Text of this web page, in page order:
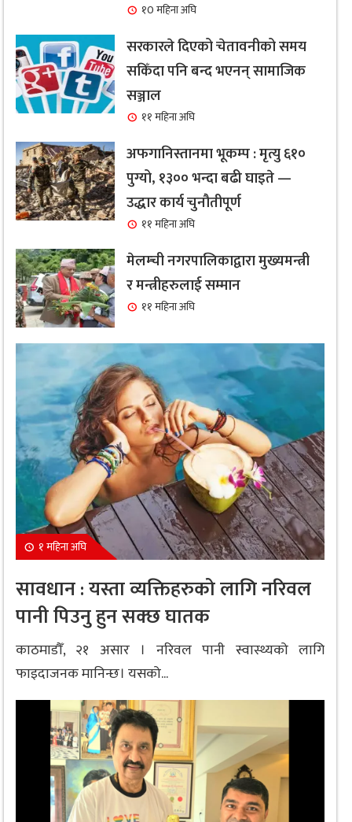
१0 महिना अघि
सरकारले दिएको चेतावनीको समय
सकिँदा पनि बन्द भएनन् सामाजिक
सञ्जाल
११ महिना अघि
अफगानिस्तानमा भूकम्प : मृत्यु ६१०
पुग्यो, १३०० भन्दा बढी घाइते —
उद्धार कार्य चुनौतीपूर्ण
११ महिना अघि
मेलम्ची नगरपालिकाद्वारा मुख्यमन्त्री
र मन्त्रीहरुलाई सम्मान
११ महिना अघि
१ महिना अघि
सावधान : यस्ता व्यक्तिहरुको लागि नरिवल
पानी पिउनु हुन सक्छ घातक
काठमाडौँ, २१ असार । नरिवल पानी स्वास्थ्यको लागि
फाइदाजनक मानिन्छ। यसको...